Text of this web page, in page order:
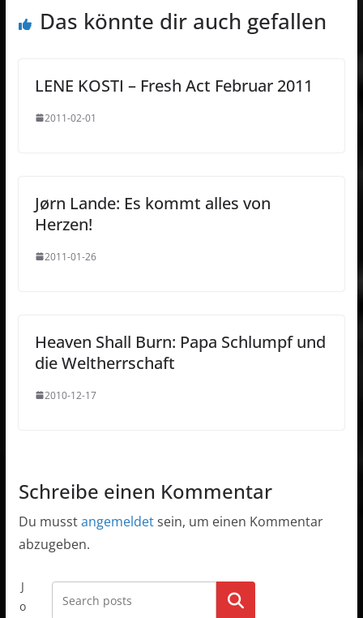
Das könnte dir auch gefallen
LENE KOSTI – Fresh Act Februar 2011
2011-02-01
Jørn Lande: Es kommt alles von
Herzen!
2011-01-26
Heaven Shall Burn: Papa Schlumpf und
die Weltherrschaft
2010-12-17
Schreibe einen Kommentar
Du musstangemeldetsein, um einen Kommentar
abzugeben.
J
o
Go!